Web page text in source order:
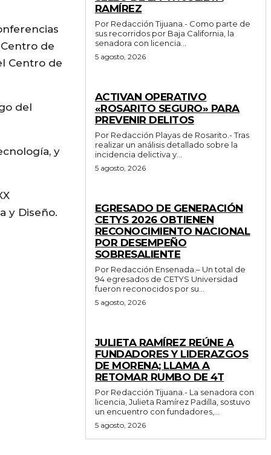
de
Centro de
del
y
y Diseño.
RAMÍREZ
Por Redacción Tijuana.- Como parte de
sus recorridos por Baja California, la
senadora con licencia...
5 agosto, 2026
ACTIVAN OPERATIVO
«ROSARITO SEGURO» PARA
PREVENIR DELITOS
Por Redacción Playas de Rosarito.- Tras
realizar un análisis detallado sobre la
incidencia delictiva y...
5 agosto, 2026
EGRESADO DE GENERACIÓN
CETYS 2026 OBTIENEN
RECONOCIMIENTO NACIONAL
POR DESEMPEÑO
SOBRESALIENTE
Por Redacción Ensenada.– Un total de
94 egresados de CETYS Universidad
fueron reconocidos por su...
5 agosto, 2026
JULIETA RAMÍREZ REÚNE A
FUNDADORES Y LIDERAZGOS
DE MORENA; LLAMA A
RETOMAR RUMBO DE 4T
Por Redacción Tijuana.- La senadora con
licencia, Julieta Ramírez Padilla, sostuvo
un encuentro con fundadores,...
5 agosto, 2026